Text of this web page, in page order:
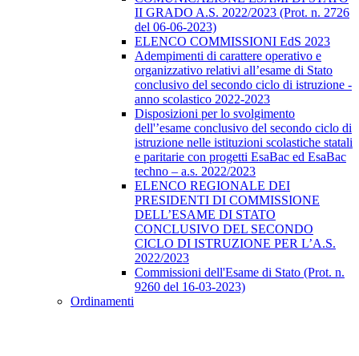
II GRADO A.S. 2022/2023 (Prot. n. 2726
del 06-06-2023)
ELENCO COMMISSIONI EdS 2023
Adempimenti di carattere operativo e
organizzativo relativi all’esame di Stato
conclusivo del secondo ciclo di istruzione -
anno scolastico 2022-2023
Disposizioni per lo svolgimento
dell'’esame conclusivo del secondo ciclo di
istruzione nelle istituzioni scolastiche statali
e paritarie con progetti EsaBac ed EsaBac
techno – a.s. 2022/2023
ELENCO REGIONALE DEI
PRESIDENTI DI COMMISSIONE
DELL’ESAME DI STATO
CONCLUSIVO DEL SECONDO
CICLO DI ISTRUZIONE PER L’A.S.
2022/2023
Commissioni dell'Esame di Stato (Prot. n.
9260 del 16-03-2023)
Ordinamenti